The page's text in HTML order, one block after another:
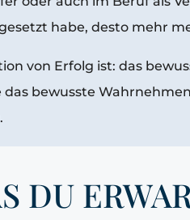
habe, desto mehr
von Erfolg ist: das
das bewusste
DU